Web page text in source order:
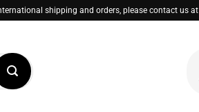
shipping and orders, please contact us at